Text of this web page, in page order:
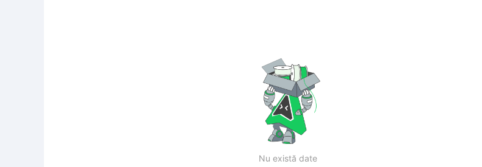
Nu există date